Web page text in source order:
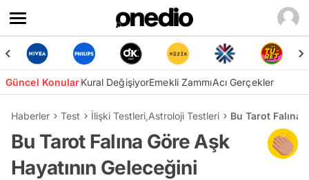
Güncel KonularKural DeğişiyorEmekli ZammıAcı Gerçekler
Haberler Test İlişki Testleri,Astroloji Testleri Bu Tarot Falına
Bu Tarot Falına Göre Aşk
Hayatının Geleceğini